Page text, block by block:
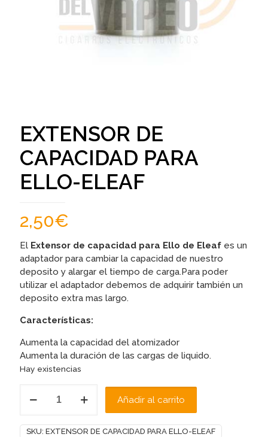
EXTENSOR DE
CAPACIDAD PARA
ELLO-ELEAF
2,50€
El Extensor de capacidad para Ello de Eleaf es un
adaptador para cambiar la capacidad de nuestro
deposito y alargar el tiempo de carga.Para poder
utilizar el adaptador debemos de adquirir también un
deposito extra mas largo.
Características:
Aumenta la capacidad del atomizador
Aumenta la duración de las cargas de liquido.
Hay existencias
DE
PARA
Añadir al carrito
SKU: EXTENSOR DE CAPACIDAD PARA ELLO-ELEAF